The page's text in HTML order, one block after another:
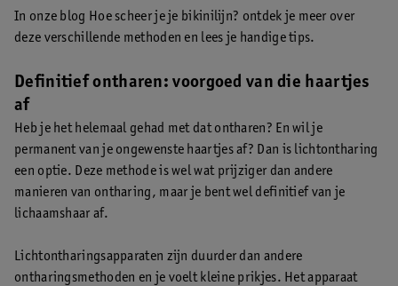
In onze blog Hoe scheer je je bikinilijn? ontdek je meer over
deze verschillende methoden en lees je handige tips.
Definitief ontharen: voorgoed van die haartjes
af
Heb je het helemaal gehad met dat ontharen? En wil je
permanent van je ongewenste haartjes af? Dan is lichtontharing
een optie. Deze methode is wel wat prijziger dan andere
manieren van ontharing, maar je bent wel definitief van je
lichaamshaar af.
Lichtontharingsapparaten zijn duurder dan andere
ontharingsmethoden en je voelt kleine prikjes. Het apparaat